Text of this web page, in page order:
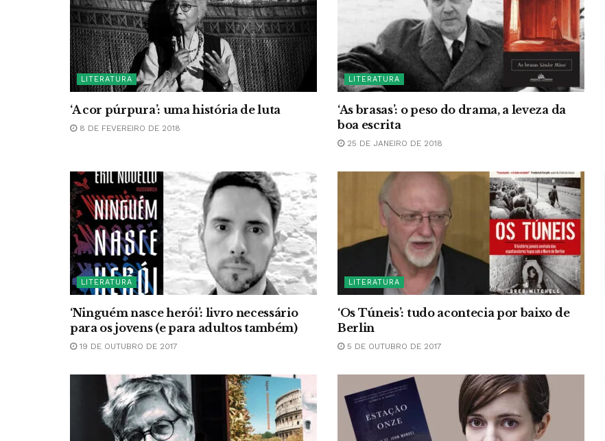
LITERATURA
‘A cor púrpura’: uma história de luta
8 DE FEVEREIRO DE 2018
LITERATURA
‘As brasas’: o peso do drama, a leveza da
boa escrita
25 DE JANEIRO DE 2018
LITERATURA
‘Ninguém nasce herói’: livro necessário
para os jovens (e para adultos também)
19 DE OUTUBRO DE 2017
LITERATURA
‘Os Túneis’: tudo acontecia por baixo de
Berlin
5 DE OUTUBRO DE 2017